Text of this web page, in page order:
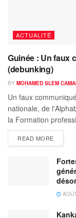
ACTUALITÉ
Guinée : Un faux
(debunking)
BY MOHAMED SLEM
Un faux
nationale, de
la Formation
READ MORE